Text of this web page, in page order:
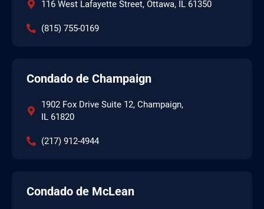
116 West Lafayette Street, Ottawa, IL 61350
(815) 755-0169
Condado de Champaign
1902 Fox Drive Suite 12, Champaign,
IL 61820
(217) 912-4944
Condado de McLean